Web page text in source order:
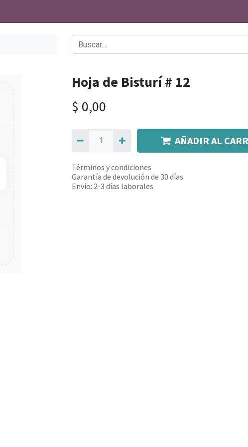
Hoja de Bisturí # 12
$ 0,00
AÑADIR AL
Términos y condiciones
Garantía de devolución de 30 días
Envío: 2-3 días laborales